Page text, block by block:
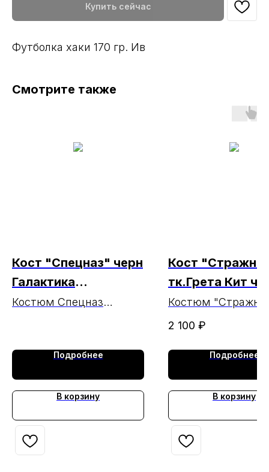
Купить сейчас
Футболка хаки 170 гр. Ив
Смотрите также
Кост "Спецназ" черн
Галактика
РАСПРОДАЖА
Костюм Спецназ
Подробнее
В корзину
Кост
тк.Грета Кит
МАРКА
Костюм
тк.Грета Кит черн
2 100 ₽
Подробнее
В корзину